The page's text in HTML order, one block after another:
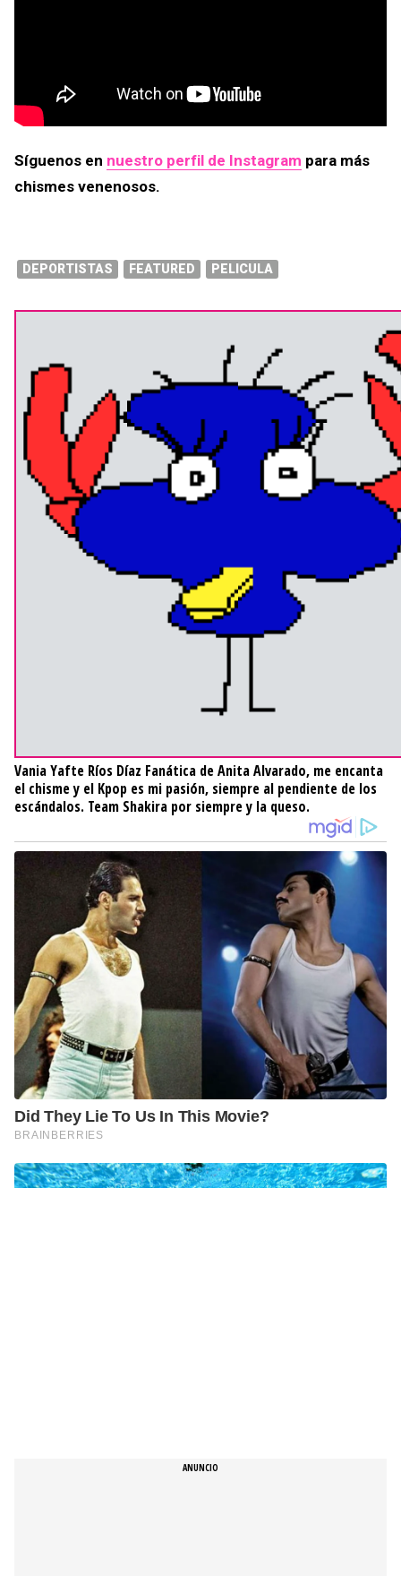
Síguenos en nuestro perfil de Instagram para más
chismes venenosos.
DEPORTISTAS FEATURED PELICULA
Vania Yafte Ríos Díaz Fanática de Anita Alvarado, me encanta
el chisme y el Kpop es mi pasión, siempre al pendiente de los
escándalos. Team Shakira por siempre y la queso.